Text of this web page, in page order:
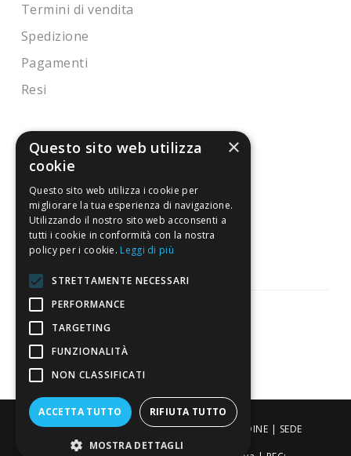
Termini di vendita
Spedizione
Pagamenti
Resi
4,7
Eccellente
3.818
Recensioni
Pagamenti sicuri
ALDIGIÙ S.R.L. | Via Cortazzis 15 33100 - UDINE | SEDE
×
Questo sito web utilizza
cookie
Questo sito web utilizza i cookie per
migliorare la tua esperienza di navigazione.
Utilizzando il nostro sito web acconsenti a
tutti i cookie in conformità con la nostra
policy per i cookie. Leggi di più
STRETTAMENTE NECESSARI
PERFORMANCE
TARGETING
FUNZIONALITÀ
NON CLASSIFICATI
ACCETTA TUTTO RIFIUTA TUTTO
MOSTRA DETTAGLI